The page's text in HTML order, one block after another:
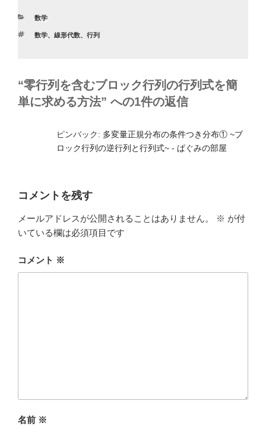
e
b
k
カ
ゴ
数学
タ
数学、 線形代数、 行列
“零行列を含むブロック行列の行列式を簡
単に求める方法” への1件の返信
ピンバック: 多変量正規分布の条件つき分布① ~ブ
ロック行列の逆行列と行列式~ - ぱぐみの部屋
コメントを残す
メールアドレスが公開されることはありません。 ※ が付
いている欄は必須項目です
コメント ※
名前 ※